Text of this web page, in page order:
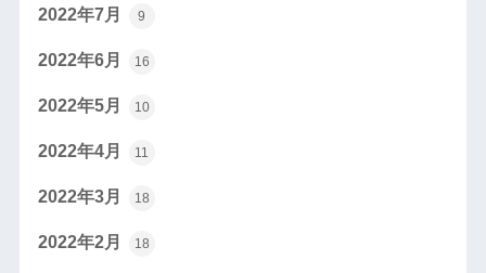
2022年7月 9
2022年6月 16
2022年5月 10
2022年4月 11
2022年3月 18
2022年2月 18